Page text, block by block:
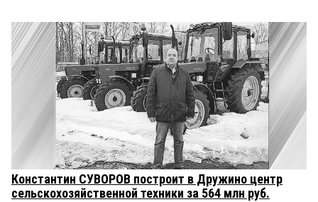
Константин СУВОРОВ построит в Дружино центр
сельскохозяйственной техники за 564 млн руб.